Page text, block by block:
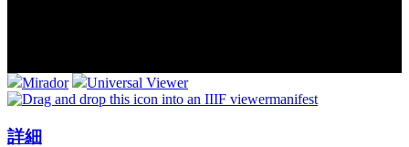
Mirador
Universal Viewer
manifest
詳細